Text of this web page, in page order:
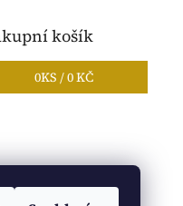
košík
0KS /0 KČ